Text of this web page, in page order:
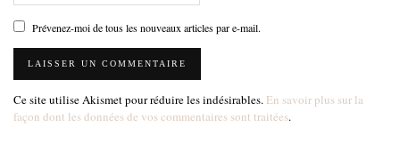
Prévenez-moi de tous les nouveaux articles par e-mail.
Ce site utilise Akismet pour réduire les indésirables. En savoir plus sur la
façon dont les données de vos commentaires sont traitées.